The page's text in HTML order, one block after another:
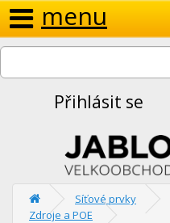
menu
Přihlásit se
Síťové prvky
Zdroje a POE